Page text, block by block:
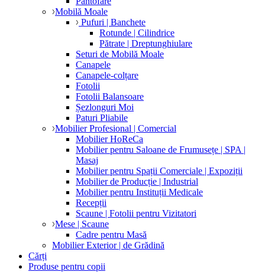
Mobilă Moale
Pufuri | Banchete
Rotunde | Cilindrice
Pătrate | Dreptunghiulare
Seturi de Mobilă Moale
Canapele
Canapele-colțare
Fotolii
Fotolii Balansoare
Șezlonguri Moi
Paturi Pliabile
Mobilier Profesional | Comercial
Mobilier HoReCa
Mobilier pentru Saloane de Frumusețe | SPA |
Masaj
Mobilier pentru Spații Comerciale | Expoziții
Mobilier de Producție | Industrial
Mobilier pentru Instituții Medicale
Recepții
Scaune | Fotolii pentru Vizitatori
Mese | Scaune
Cadre pentru Masă
Mobilier Exterior | de Grădină
Cărți
Produse pentru copii